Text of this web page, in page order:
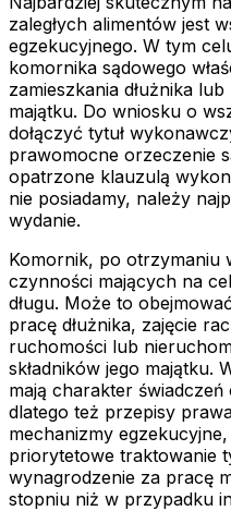
zaległych alimentów jest
egzekucyjnego. W tym
komornika sądowego
zamieszkania dłużnika lub
majątku. Do wniosku o
dołączyć tytuł
prawomocne orzeczenie
opatrzone klauzulą
nie posiadamy, należy
wydanie.
Komornik, po otrzymaniu
czynności mających na
długu. Może to
pracę dłużnika, zajęcie
ruchomości lub
składników jego majątku.
mają charakter
dlatego też przepisy
mechanizmy
priorytetowe traktowanie
wynagrodzenie za pracę
stopniu niż w przypadku